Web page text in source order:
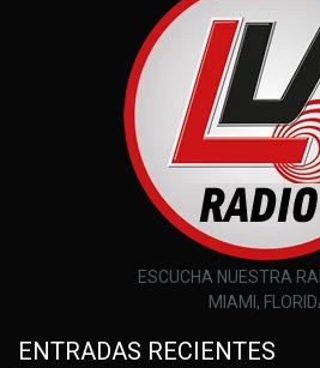
ESCUCHA NUESTRA
MIAMI,
ENTRADAS RECIENTES